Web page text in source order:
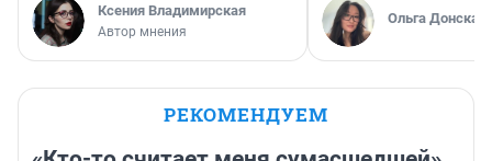
Ксения Владимирская
Автор мнения
Ольга Донская
РЕКОМЕНДУЕМ